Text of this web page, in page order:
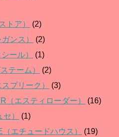
トア）
(2)
ンス）
(2)
ール）
(1)
テーム）
(2)
プリーク）
(3)
（エスティローダー）
(16)
）
(1)
エチュードハウス）
(19)